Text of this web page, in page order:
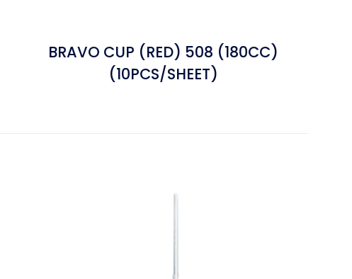
BRAVO CUP (RED) 508 (180CC)
(10PCS/SHEET)